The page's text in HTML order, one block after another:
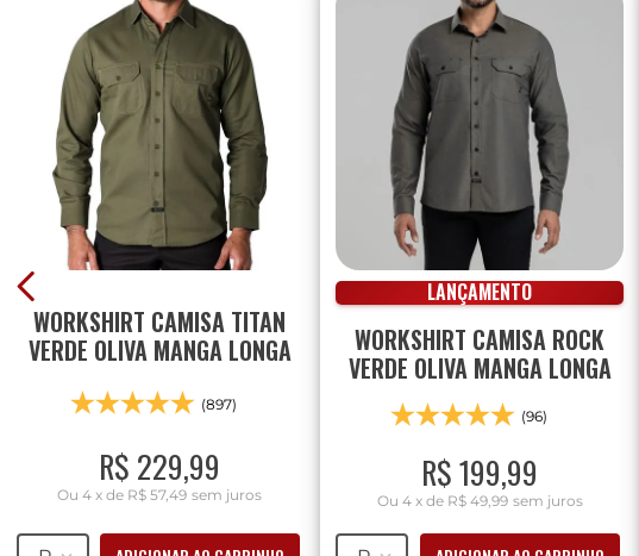
WORKSHIRT CAMISA TITAN
VERDE OLIVA MANGA LONGA
(897)
R$ 229,99
Ou4 x de R$ 57,49 sem juros
LANÇAMENTO
WORKSHIRT CAMISA ROCK
VERDE OLIVA MANGA LONGA
(96)
R$199,99
Ou 4 xde R$ 49,99 sem juros